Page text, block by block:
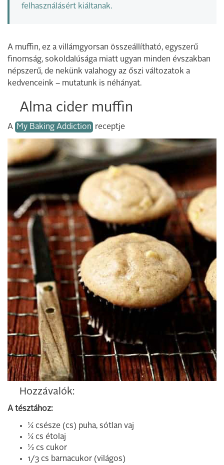
felhasználásért kiáltanak.
A muffin, ez a villámgyorsan összeállítható, egyszerű
finomság, sokoldalúsága miatt ugyan minden évszakban
népszerű, de nekünk valahogy az őszi változatok a
kedvenceink – mutatunk is néhányat.
Alma cider muffin
A My Baking Addiction receptje
Hozzávalók:
A tésztához:
¼ csésze (cs) puha, sótlan vaj
¼ cs étolaj
½ cs cukor
1/3 cs barnacukor (világos)